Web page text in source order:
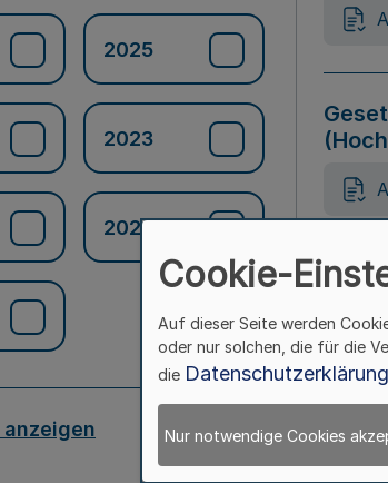
2025
2023
2021
Cookie-
Auf dieser Seite werden
oder nur solchen, die für die
die Datenschutzerklärung
Nur notwendige Cookies